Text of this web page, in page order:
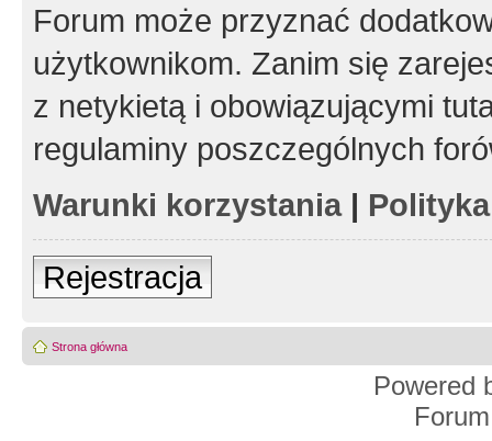
Forum może przyznać
użytkownikom. Zanim się
z netykietą i obowiązującymi
regulaminy poszczególnych
Warunki korzystania|
Rejestracja
Strona główna
Powered